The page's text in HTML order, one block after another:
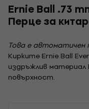
Ernie Ball .73
Перце за
Това е автоматичен
Кирките Ernie Ball
издръжлив материал
повърхност.